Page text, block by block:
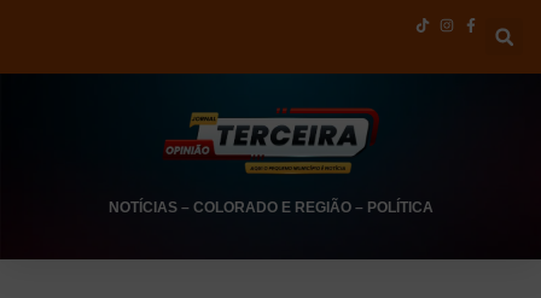
NOTÍCIAS– COLORADO E REGIÃO– POLÍTICA